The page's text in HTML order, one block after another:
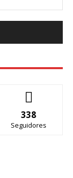
338
Seguidores